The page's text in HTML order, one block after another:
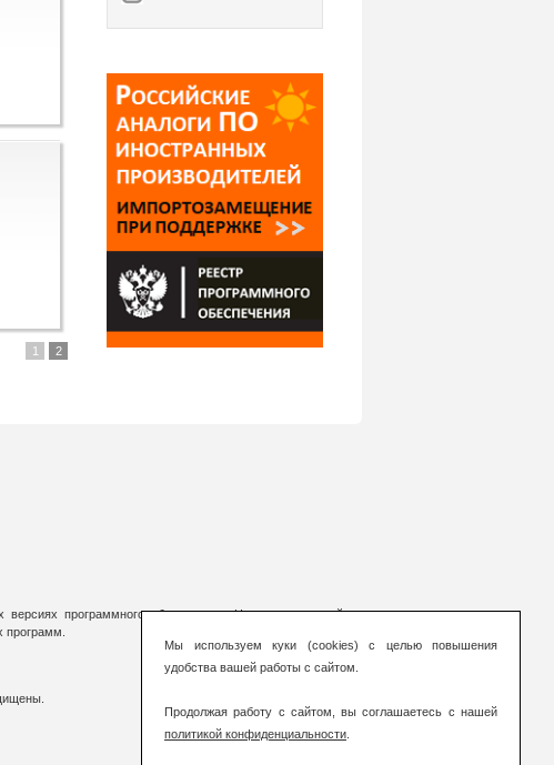
1 2
программного обеспечения. На страницах сайта
программ.
Мы используем куки (cookies) с целью повышения
удобства вашей работы с сайтом.
Продолжая работу с сайтом, вы соглашаетесь с нашей
политикой конфиденциальности